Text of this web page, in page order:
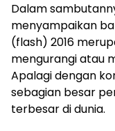
Dalam
menyampaikan
(flash) 2016
mengurangi atau
Apalagi dengan
sebagian besar
terbesar di dunia.